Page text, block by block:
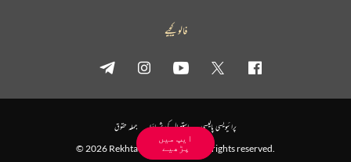
ایپ میں
پڑھیے
فالو کیجیے
پرائیویسی پالیسی استعمال کی شرائط جملہ حقوق
© 2026 Rekhta™ Foundation. All rights reserved.